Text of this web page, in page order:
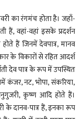
का रंगमंच होता है। जहाँ-
हैं, वहां-वहां इसके प्रदर्शन
हैं जिनमें देवपात्र, मानव
के विकारों से रहित आदर्श
देव पात्र के रूप में उपस्थित
कंजर, नट, भोपा, संकरिया,
कृष्ण आदि होते हैं।
के दानव-पात्र हैं, इनका रूप